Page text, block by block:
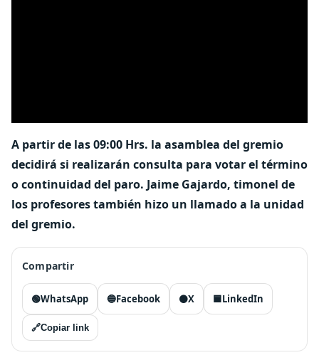
A partir de las 09:00 Hrs. la asamblea del gremio
decidirá si realizarán consulta para votar el término
o continuidad del paro. Jaime Gajardo, timonel de
los profesores también hizo un llamado a la unidad
del gremio.
Compartir
🟢WhatsApp 🔵Facebook ⚫X 🟦LinkedIn
🔗Copiar link